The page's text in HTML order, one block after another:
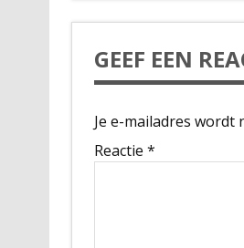
GEEF EEN
Je e-mailadres wordt
Reactie *